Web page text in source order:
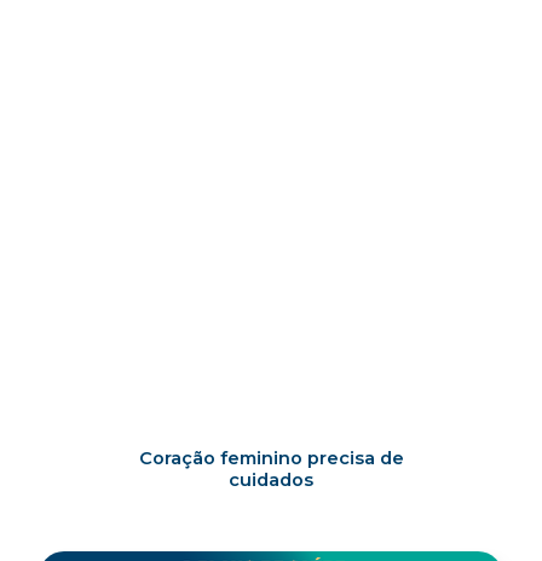
Coração feminino precisa de
cuidados